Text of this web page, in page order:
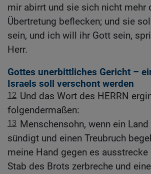
mir abirrt und sie sich nicht mehr
Übertretung beflecken; und sie
sein, und ich will ihr Gott sein,
Herr.
Gottes unerbittliches Gericht –
Israels soll verschont werden
12 Und das Wort des HERRN
folgendermaßen:
13 Menschensohn, wenn ein
sündigt und einen Treubruch
meine Hand gegen es ausstrecke
Stab des Brots zerbreche und